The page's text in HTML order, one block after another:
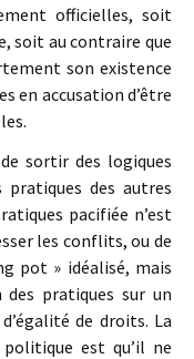
officielles, soit
soit au contraire que
son existence
en accusation d’être
sortir des logiques
des autres
pacifiée n’est
les conflits, ou de
pot » idéalisé, mais
pratiques sur un
de droits. La
est qu’il ne